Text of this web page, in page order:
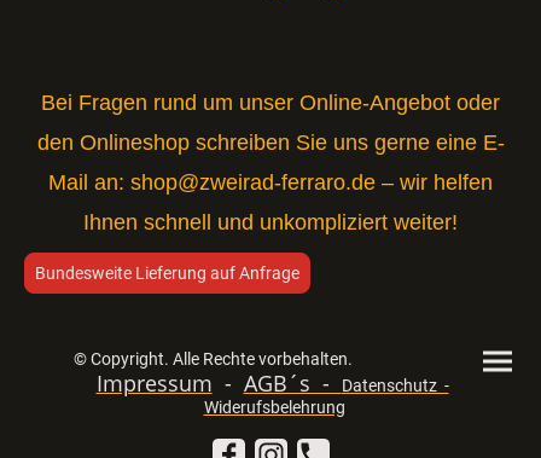
Bei Fragen rund um unser Online-Angebot oder
den Onlineshop schreiben Sie uns gerne eine E-
Mail an: shop@zweirad-ferraro.de – wir helfen
Ihnen schnell und unkompliziert weiter!
Bundesweite Lieferung auf Anfrage
© Copyright. Alle Rechte vorbehalten.
Impressum - AGB´s -
Datenschutz -
Widerufsbelehrung